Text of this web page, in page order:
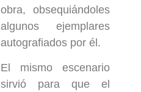
obra, obsequiándoles
algunos ejemplares
autografiados por él.
El mismo escenario
sirvió para que el